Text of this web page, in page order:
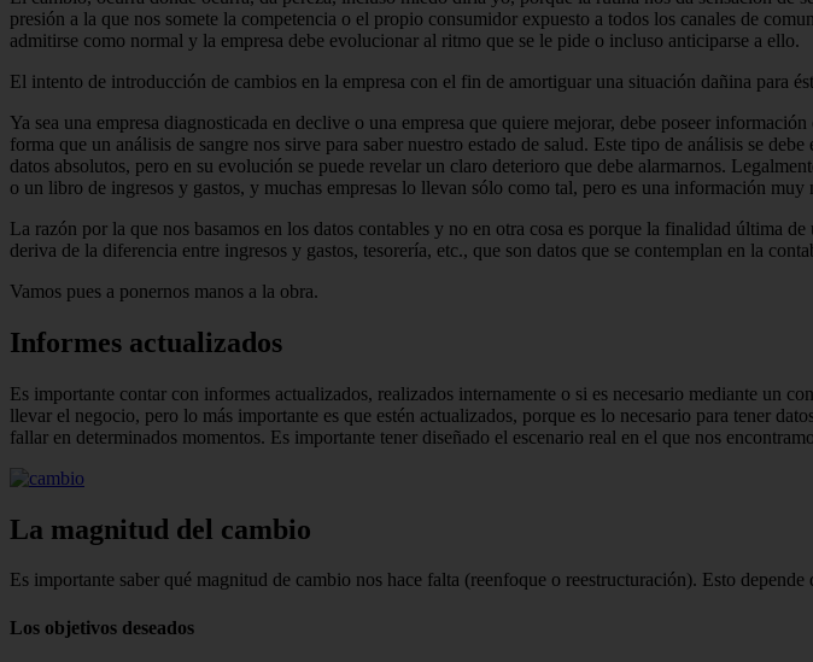
presión a la que nos somete la competencia o el propio consu­midor expuesto a todos los canales de
admitirse como normal y la empresa debe evolucionar al ritmo que se le pide o incluso anticiparse a ello.
El intento de introducción de cambios en la empresa con el fin de amortiguar una situación dañina para
Ya sea una empresa diagnosticada en declive o una empresa que quiere mejo­rar, debe poseer
forma que un análisis de sangre nos sirve para saber nuestro esta­do de salud. Este tipo de análisis se
datos absolutos, pero en su evolución se puede revelar un claro deterioro que debe alarmarnos.
o un libro de ingresos y gastos, y muchas empresas lo llevan sólo como tal, pero es una información muy
La razón por la que nos basamos en los datos contables y no en otra cosa es porque la finalidad última
deriva de la diferencia entre ingresos y gastos, tesorería, etc., que son datos que se contemplan en la
Vamos pues a ponernos manos a la obra.
Informes actualizados
Es importante contar con informes ac­tualizados, realizados internamente o si es necesario mediante un
llevar el negocio, pero lo más importante es que estén actuali­zados, porque es lo necesario para tener
fallar en determinados momentos. Es impor­tante tener diseñado el escenario real en el que nos
La magnitud del cambio
Es importante saber qué magnitud de cambio nos hace falta (reenfoque o rees­tructuración). Esto depende
Los objetivos deseados